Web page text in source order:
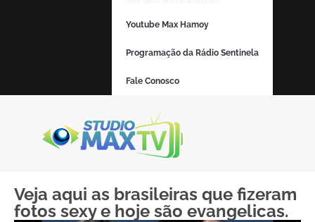
Youtube Max Hamoy
Programação da Rádio Sentinela
Fale Conosco
Veja aqui as brasileiras que fizeram
fotos sexy e hoje são evangelicas.